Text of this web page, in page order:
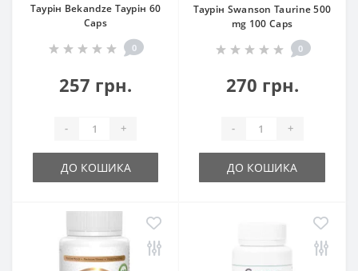
Таурін Bekandze Таурін 60
Caps
0
257 грн.
- +
ДО КОШИКА
Таурін Swanson Taurine 500
mg 100 Caps
0
270 грн.
- +
ДО КОШИКА